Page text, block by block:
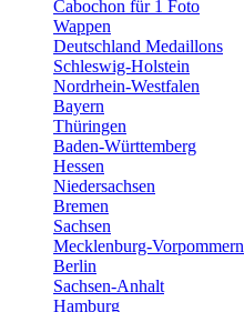
Cabochon für 1 Foto
Wappen
Deutschland Medaillons
Schleswig-Holstein
Nordrhein-Westfalen
Bayern
Thüringen
Baden-Württemberg
Hessen
Niedersachsen
Bremen
Sachsen
Mecklenburg-Vorpommern
Berlin
Sachsen-Anhalt
Hamburg